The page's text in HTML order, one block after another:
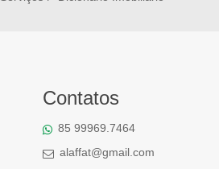
Contatos
85 99969.7464
alaffat@gmail.com